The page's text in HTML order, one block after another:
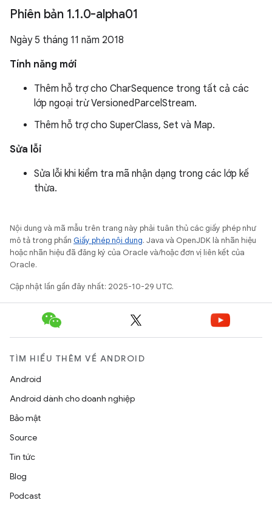
Phiên bản 1.1.0-alpha01
Ngày 5 tháng 11 năm 2018
Tính năng mới
Thêm hỗ trợ cho CharSequence trong tất cả các
lớp ngoại trừ VersionedParcelStream.
Thêm hỗ trợ cho SuperClass, Set và Map.
Sửa lỗi
Sửa lỗi khi kiểm tra mã nhận dạng trong các lớp kế
thừa.
Nội dung và mã mẫu trên trang này phải tuân thủ các giấy phép như
mô tả trong phần Giấy phép nội dung. Java và OpenJDK là nhãn hiệu
hoặc nhãn hiệu đã đăng ký của Oracle và/hoặc đơn vị liên kết của
Oracle.
Cập nhật lần gần đây nhất: 2025-10-29 UTC.
TÌM HIỂU THÊM VỀ ANDROID
Android
Android dành cho doanh nghiệp
Bảo mật
Source
Tin tức
Blog
Podcast